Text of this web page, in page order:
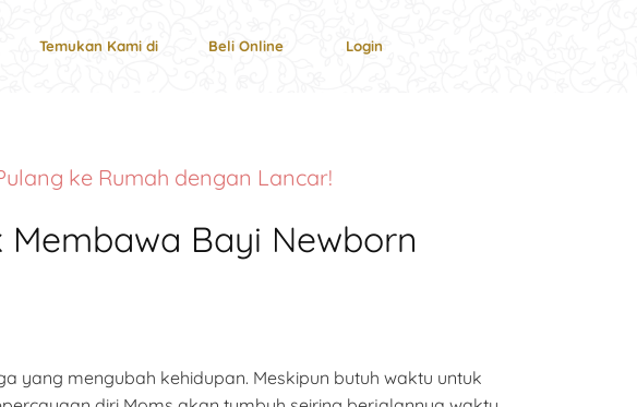
Temukan Kami di Beli Online Login
ke Rumah dengan Lancar!
Membawa Bayi Newborn
yang mengubah kehidupan. Meskipun butuh waktu untuk